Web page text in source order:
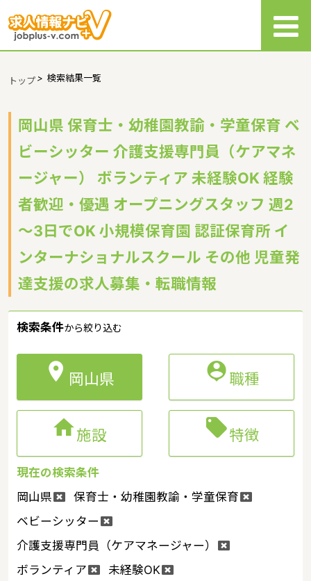
トップ> 検索結果一覧
岡山県 保育士・幼稚園教諭・学童保育 ベ
ビーシッター 介護支援専門員（ケアマネ
ージャー） ボランティア 未経験OK 経験
者歓迎・優遇 オープニングスタッフ 週2
～3日でOK 小規模保育園 認証保育所 イ
ンターナショナルスクール その他 児童発
達支援の求人募集・転職情報
検索条件から絞り込む
 岡山県 職種
施設 特徴
現在の検索条件
岡山県
保育士・幼稚園教諭・学童保育
ベビーシッター
介護支援専門員（ケアマネージャー）
ボランティア
未経験OK